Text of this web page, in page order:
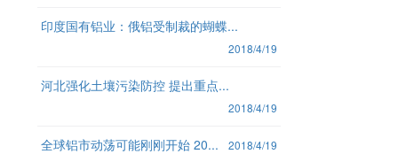
印度国有铝业：俄铝受制裁的蝴蝶...
2018/4/19
河北强化土壤污染防控 提出重点...
2018/4/19
全球铝市动荡可能刚刚开始 20... 2018/4/19